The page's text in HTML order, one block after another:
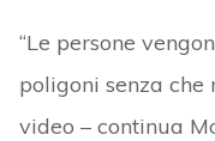
“Le persone
poligoni senza che
video – continua